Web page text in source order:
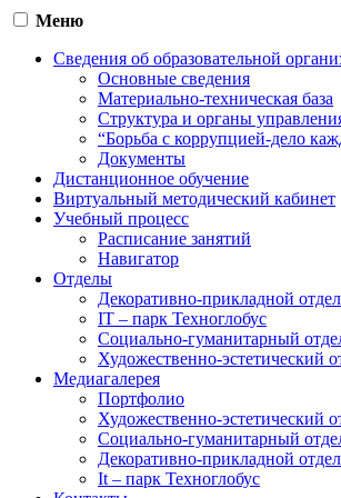
Меню
Сведения об образовательной
Основные сведения
Материально-техническая база
Структура и органы
“Борьба с коррупцией-дело
Документы
Дистанционное обучение
Виртуальный методический кабинет
Учебный процесс
Расписание занятий
Навигатор
Отделы
Декоративно-прикладной отдел
IT – парк Техноглобус
Социально-гуманитарный
Художественно-эстетический
Медиагалерея
Портфолио
Художественно-эстетический
Социально-гуманитарный
Декоративно-прикладной отдел
It – парк Техноглобус